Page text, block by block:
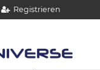
Registrieren